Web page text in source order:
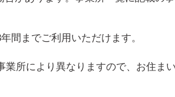
間までご利用いただけます。
所により異なりますので、お住ま